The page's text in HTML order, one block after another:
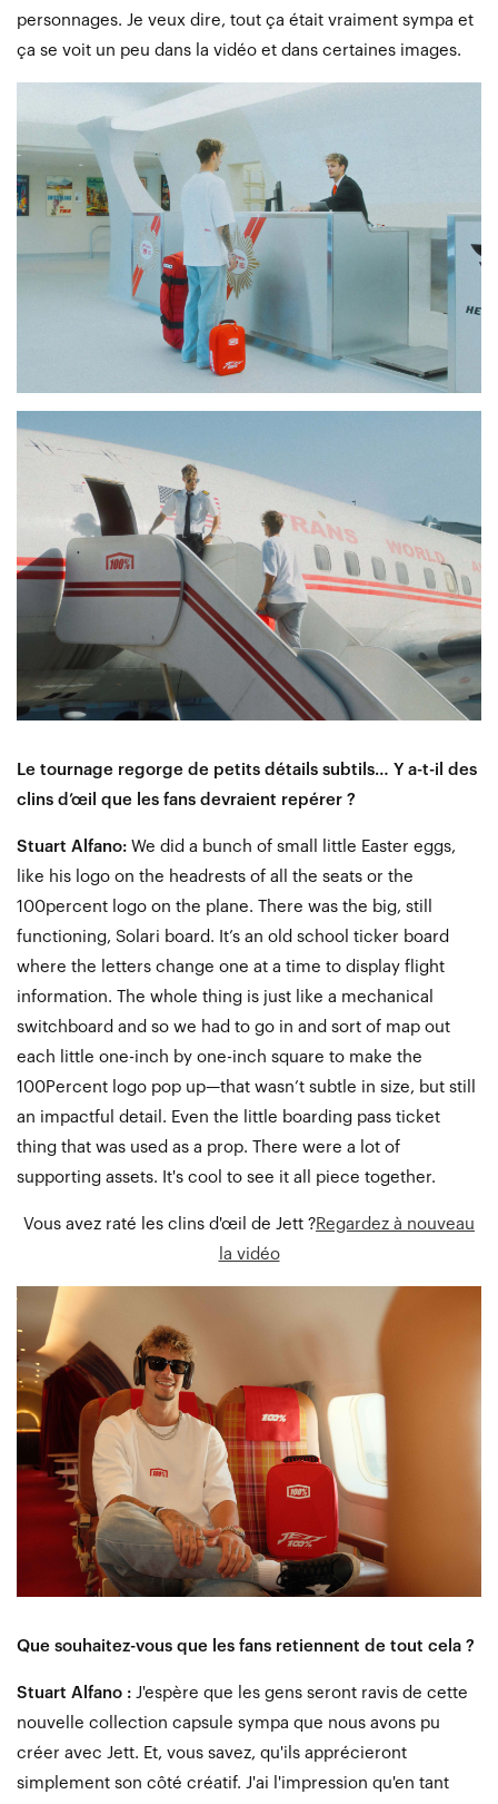
personnages. Je veux dire, tout ça était vraiment sympa et
ça se voit un peu dans la vidéo et dans certaines images.
Le tournage regorge de petits détails subtils… Y a-t-il des
clins d’œil que les fans devraient repérer ?
Stuart Alfano: We did a bunch of small little Easter eggs,
like his logo on the headrests of all the seats or the
100percent logo on the plane. There was the big, still
functioning, Solari board. It’s an old school ticker board
where the letters change one at a time to display flight
information. The whole thing is just like a mechanical
switchboard and so we had to go in and sort of map out
each little one-inch by one-inch square to make the
100Percent logo pop up—that wasn’t subtle in size, but still
an impactful detail. Even the little boarding pass ticket
thing that was used as a prop. There were a lot of
supporting assets. It's cool to see it all piece together.
Vous avez raté les clins d'œil de Jett ?Regardez à nouveau
la vidéo
Que souhaitez-vous que les fans retiennent de tout cela ?
Stuart Alfano : J'espère que les gens seront ravis de cette
nouvelle collection capsule sympa que nous avons pu
créer avec Jett. Et, vous savez, qu'ils apprécieront
simplement son côté créatif. J'ai l'impression qu'en tant